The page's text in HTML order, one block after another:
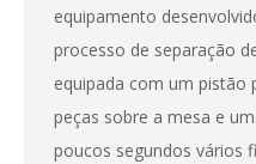
equipamento
processo de separação
equipada com um pistão
peças sobre a mesa e
poucos segundos vários